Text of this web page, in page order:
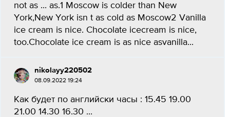
not as ... as.1 Moscow is colder than New
York,New York isn t as cold as Moscow2 Vanilla
ice cream is nice. Chocolate icecream is nice,
too.Chocolate ice cream is as nice asvanilla...
nikolayy220502
08.09.2022 19:24
Как будет по английски часы : 15.45 19.00
21.00 14.30 16.30 ​...